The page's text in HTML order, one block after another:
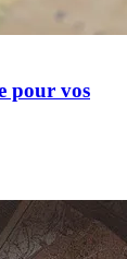
pour vos